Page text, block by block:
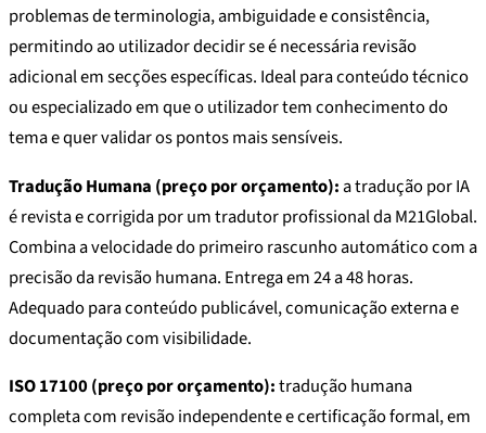
problemas de terminologia, ambiguidade e consistência,
permitindo ao utilizador decidir se é necessária revisão
adicional em secções específicas. Ideal para conteúdo técnico
ou especializado em que o utilizador tem conhecimento do
tema e quer validar os pontos mais sensíveis.
Tradução Humana (preço por orçamento):a tradução por IA
é revista e corrigida por um tradutor profissional da M21Global.
Combina a velocidade do primeiro rascunho automático com a
precisão da revisão humana. Entrega em 24 a 48 horas.
Adequado para conteúdo publicável, comunicação externa e
documentação com visibilidade.
ISO 17100 (preço por orçamento):tradução humana
completa com revisão independente e certificação formal, em